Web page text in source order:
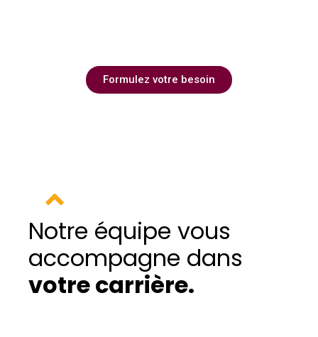
Formulez votre besoin
Notre équipe vous
accompagne dans
votre carrière.